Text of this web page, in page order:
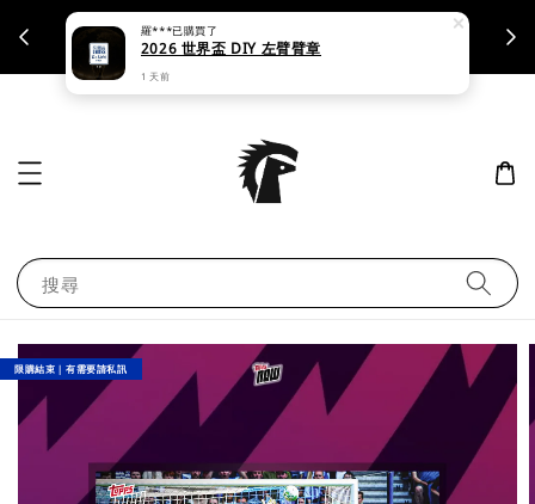
支援刷卡｜皆開立統一發票
搜尋
限購結束｜有需要請私訊
羅***已購買了
2026 世界盃 DIY 左臂臂章
1 天前